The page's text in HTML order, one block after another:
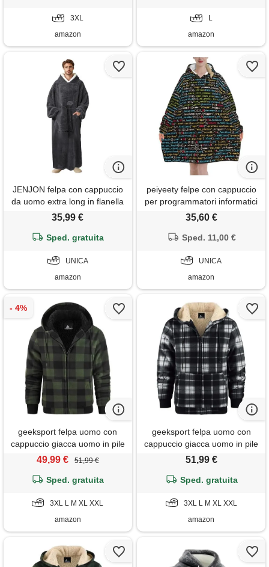
3XL
amazon
cappotto con cappuccio,
grigio rosso
L
amazon
JENJON felpa con cappuccio
da uomo extra long in flanella
oversize hoodie super morbid
inverno
35,99 €
Sped. gratuita
UNICA
amazon
peiyeety felpe con cappuccio
per programmatori informatici
per donne e uomini, coperte
indossabili per adulti, morbide
35,60 €
Sped. 11,00 €
UNICA
amazon
geeksport felpa uomo con
cappuccio giacca uomo in pile
felpa flanella a quadri caldo
boscaiolo con zip verde scuro
49,99 € 51,99 €
Sped. gratuita
3XL L M XL XXL
amazon
geeksport felpa uomo con
cappuccio giacca uomo in pile
felpa flanella a quadri caldo
boscaiolo con zip nero chiaro‌
51,99 €
Sped. gratuita
3XL L M XL XXL
amazon